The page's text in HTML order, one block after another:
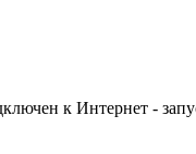
к Интернет -